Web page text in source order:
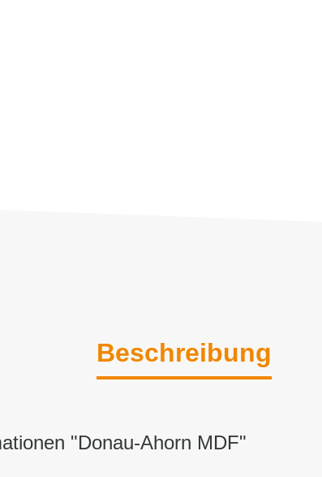
Beschreibung
"Donau-Ahorn MDF"